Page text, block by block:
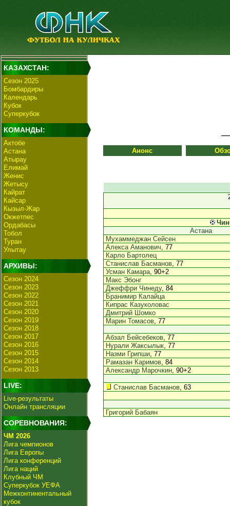
КАЗАХСТАН:
Сезон 2025
Бомбардиры
Календарь
Кубок
Суперкубок
КОМАНДЫ:
Актобе
Астана
Атырау
Елимай
Женис
Жетысу
Кайрат
Кайсар
Кызыл-Жар
Окжетпес
Ордабасы
Тобол
Туран
Улытау
АРХИВЫ:
Сезон 2024
Сезон 2023
Сезон 2022
Сезон 2021
Сезон 2020
Сезон 2019
Сезон 2018
Сезон 2017
Сезон 2016
Сезон 2015
Сезон 2014
Сезон 2013
LIVE:
Live-результаты
Онлайн трансляции
СОРЕВНОВАНИЯ:
ЧМ 2026
Лига чемпионов
Лига Европы
Лига конференций
Лига наций
Клубный ЧМ
Суперкубок УЕФА
Межконтинентальный
кубок
Анонс
Астана
Мухаммеджан Сейсен
Алекса Аманович, 77
Карло Бартолец
Станислав Басманов, 77
Усман Камара, 90+2
Макс Эбонг
Джеффри Чинеду, 84
Бранимир Калайца
Кипрас Казуколовас
Дмитрий Шомко
Марин Томасов, 77
Абзал Бейсебеков, 77
Нурали Жаксылык, 77
Назми Грипши, 77
Рамазан Каримов, 84
Александр Марочкин, 90+2
Станислав Басманов, 63
Григорий Бабаян